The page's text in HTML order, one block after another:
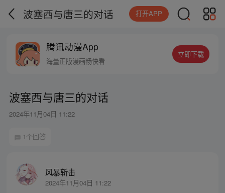
波塞西与唐三的对话 打开APP
腾讯动漫App
海量正版漫画畅快看
立即下载
波塞西与唐三的对话
2024年11月04日 11:22
1个回答
风暴斩击
2024年11月04日 11:22